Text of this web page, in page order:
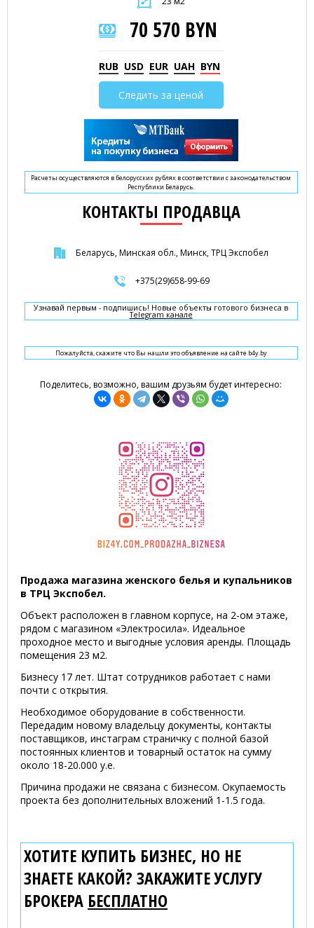
70 570 BYN
RUB USD EUR UAH BYN
Следить за ценой
Расчеты осуществляются в белорусских рублях в соответствии с законодательством
Республики Беларусь.
КОНТАКТЫ ПРОДАВЦА
Беларусь, Минская обл., Минск, ТРЦ Экспобел
+375(29)658-99-69
Узнавай первым - подпишись! Новые объекты готового бизнеса в
Telegram канале
Пожалуйста, скажите что Вы нашли это объявление на сайте b4y.by
Поделитесь, возможно, вашим друзьям будет интересно:
Продажа магазина женского белья и купальников
в ТРЦ Экспобел.
Объект расположен в главном корпусе, на 2-ом этаже,
рядом с магазином «Электросила». Идеальное
проходное место и выгодные условия аренды. Площадь
помещения 23 м2.
Бизнесу 17 лет. Штат сотрудников работает с нами
почти с открытия.
Необходимое оборудование в собственности.
Передадим новому владельцу документы, контакты
поставщиков, инстаграм страничку с полной базой
постоянных клиентов и товарный остаток на сумму
около 18-20.000 у.е.
Причина продажи не связана с бизнесом. Окупаемость
проекта без дополнительных вложений 1-1.5 года.
ХОТИТЕ КУПИТЬ БИЗНЕС, НО НЕ
ЗНАЕТЕ КАКОЙ? ЗАКАЖИТЕ УСЛУГУ
БРОКЕРА БЕСПЛАТНО